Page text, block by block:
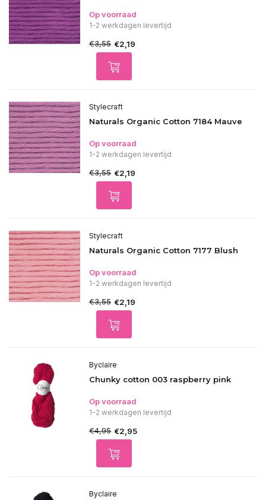
Op voorraad
1-2 werkdagen levertijd
€3,55 €2,19
Stylecraft
Naturals Organic Cotton 7184 Mauve
Op voorraad
1-2 werkdagen levertijd
€3,55 €2,19
Stylecraft
Naturals Organic Cotton 7177 Blush
Op voorraad
1-2 werkdagen levertijd
€3,55 €2,19
Byclaire
Chunky cotton 003 raspberry pink
Op voorraad
1-2 werkdagen levertijd
€4,95 €2,95
Byclaire